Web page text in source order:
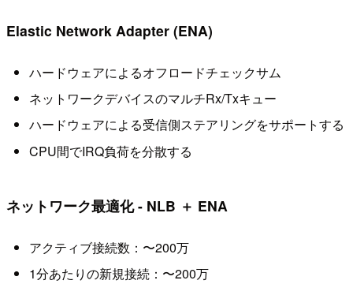
Elastic Network Adapter (ENA)
ハードウェアによるオフロードチェックサム
ネットワークデバイスのマルチRx/Txキュー
ハードウェアによる受信側ステアリングをサポートする
CPU間でIRQ負荷を分散する
ネットワーク最適化 - NLB ＋ ENA
アクティブ接続数：〜200万
1分あたりの新規接続：〜200万